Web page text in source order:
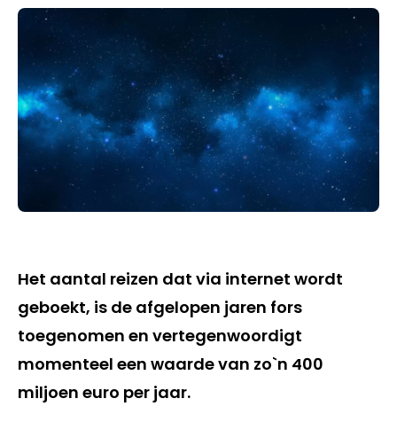
Het aantal reizen dat via internet wordt
geboekt, is de afgelopen jaren fors
toegenomen en vertegenwoordigt
momenteel een waarde van zo`n 400
miljoen euro per jaar.